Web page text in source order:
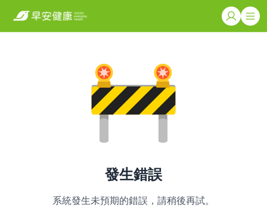
發生錯誤
系統發生未預期的錯誤，請稍後再試。